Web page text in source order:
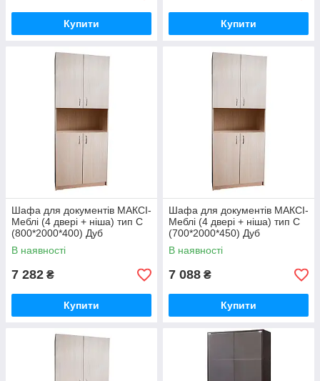
Купити Купити
Шафа для документів МАКСІ-
Меблі (4 двері + ніша) тип С
(800*2000*400) Дуб
молочний (8316)
В наявності
7 282 ₴
Купити
Шафа для документів МАКСІ-
Меблі (4 двері + ніша) тип С
(700*2000*450) Дуб
молочний (8317)
В наявності
7 088 ₴
Купити